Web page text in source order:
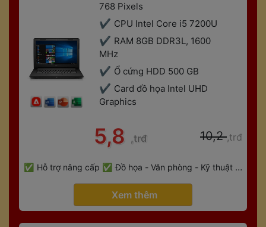
768 Pixels
CPU Intel Core i5 7200U
RAM 8GB DDR3L, 1600
MHz
Ổ cứng HDD 500 GB
Card đồ họa Intel UHD
Graphic
5,8 ,trđ 10,2 ,trđ
Hỗ trợ nâng cấp
Đồ họa - Văn phòng - Kỹ thuật -
Xem thêm